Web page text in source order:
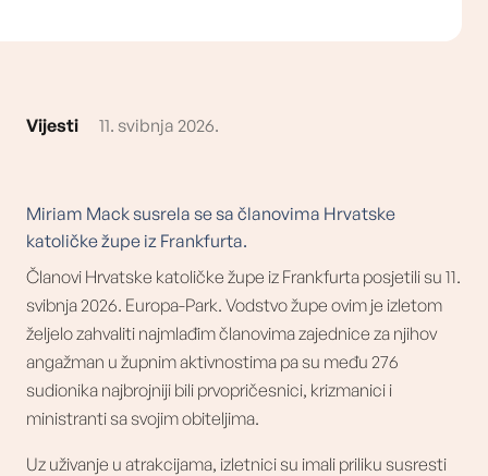
Vijesti 11. svibnja 2026.
Miriam Mack susrela se sa članovima Hrvatske
katoličke župe iz Frankfurta.
Članovi Hrvatske katoličke župe iz Frankfurta posjetili su 11.
svibnja 2026. Europa-Park. Vodstvo župe ovim je izletom
željelo zahvaliti najmlađim članovima zajednice za njihov
angažman u župnim aktivnostima pa su među 276
sudionika najbrojniji bili prvopričesnici, krizmanici i
ministranti sa svojim obiteljima.
Uz uživanje u atrakcijama, izletnici su imali priliku susresti